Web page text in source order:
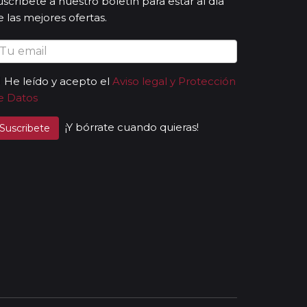
las mejores ofertas.
He leído y acepto el Aviso legal y Protección
Datos
Suscribete ¡Y bórrate cuando quieras!